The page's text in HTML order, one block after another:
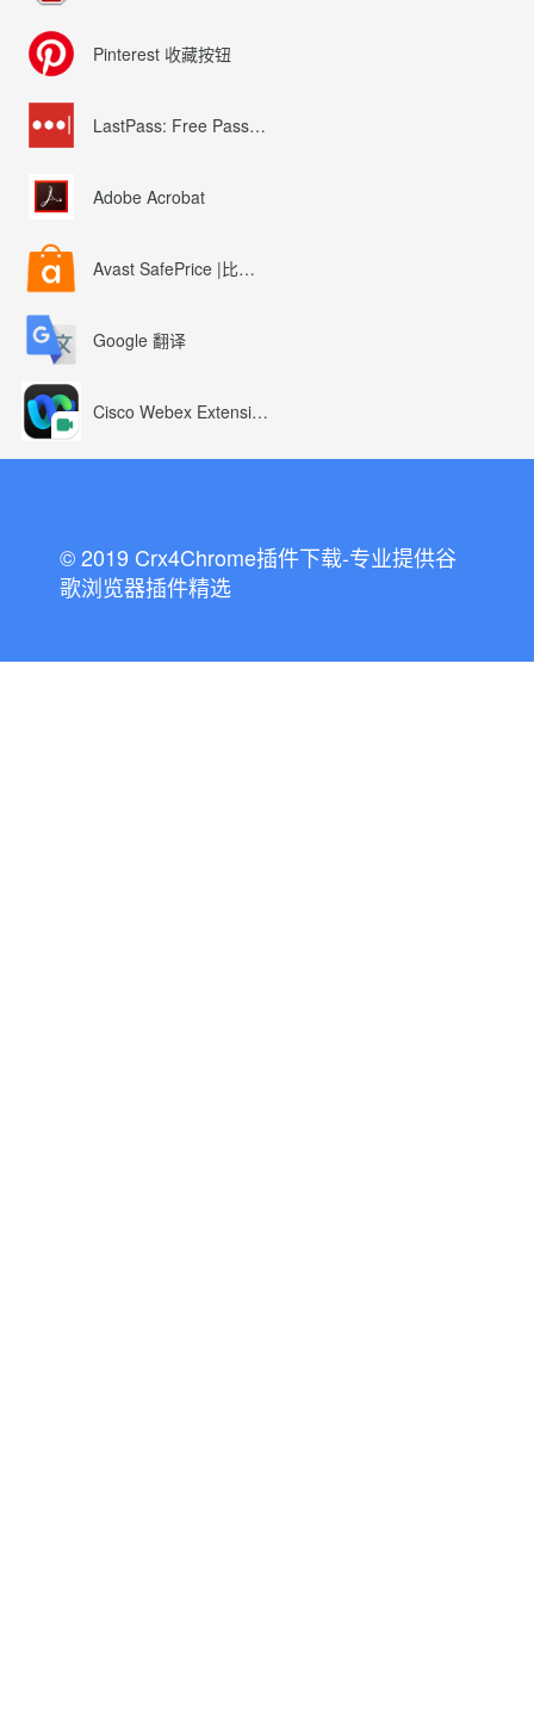
Pinterest 收藏按钮
LastPass: Free Password Manager
Adobe Acrobat
Avast SafePrice |比较、交易、优惠券
Google 翻译
Cisco Webex Extension
© 2019 Crx4Chrome插件下载-专业提供谷
歌浏览器插件精选